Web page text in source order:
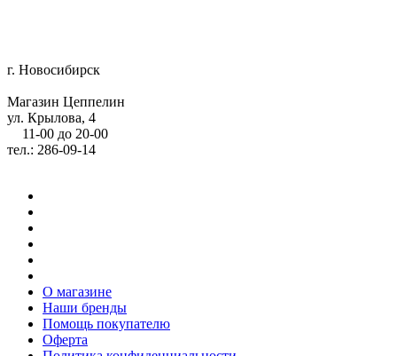
г. Новосибирск
Магазин Цеппелин
ул. Крылова, 4
11-00 до 20-00
тел.: 286-09-14
О магазине
Наши бренды
Помощь покупателю
Оферта